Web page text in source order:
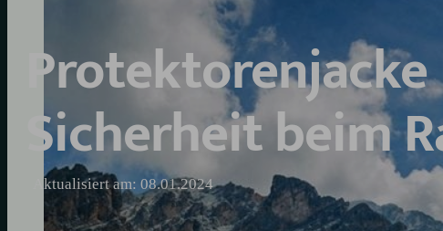
Sicherheit beim
Aktualisiert am: 08.01.2024